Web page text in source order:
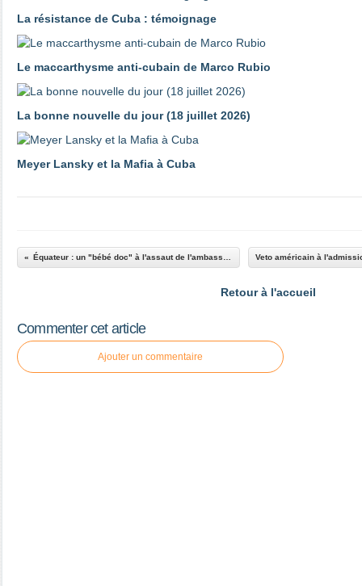
La résistance de Cuba : témoignage
Le maccarthysme anti-cubain de Marco Rubio
La bonne nouvelle du jour (18 juillet 2026)
Meyer Lansky et la Mafia à Cuba
Retour à l'accueil
Commenter cet article
Ajouter un commentaire